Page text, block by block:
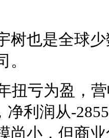
树也是全球
扭亏为盈，
净利润从-
尚小，但商